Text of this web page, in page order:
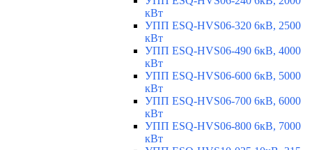
кВт
УПП ESQ-HVS06-320 6кВ, 2500
кВт
УПП ESQ-HVS06-490 6кВ, 4000
кВт
УПП ESQ-HVS06-600 6кВ, 5000
кВт
УПП ESQ-HVS06-700 6кВ, 6000
кВт
УПП ESQ-HVS06-800 6кВ, 7000
кВт